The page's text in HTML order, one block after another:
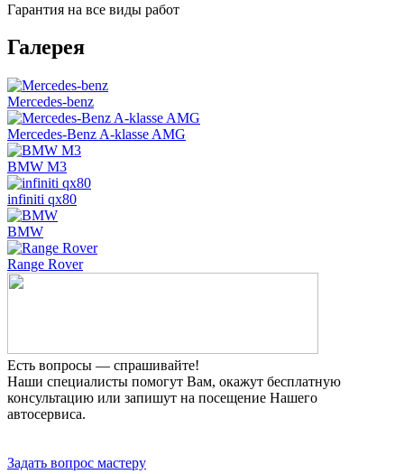
Гарантия на все виды работ
Галерея
Mercedes-benz
Mercedes-Benz A-klasse AMG
BMW M3
infiniti qx80
BMW
Range Rover
Есть вопросы — спрашивайте!
Наши специалисты помогут Вам, окажут бесплатную
консультацию или запишут на посещение Нашего
автосервиса.
Задать вопрос мастеру